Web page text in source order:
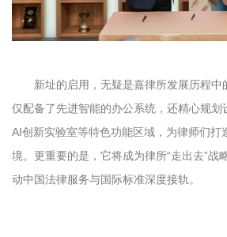
新址的启用，无疑是嘉律所发展历程中
仅配备了先进智能的办公系统，还精心规划
AI创新实验室等特色功能区域，为律师们打
境。更重要的是，它将成为律所“走出去”战
动中国法律服务与国际标准深度接轨。